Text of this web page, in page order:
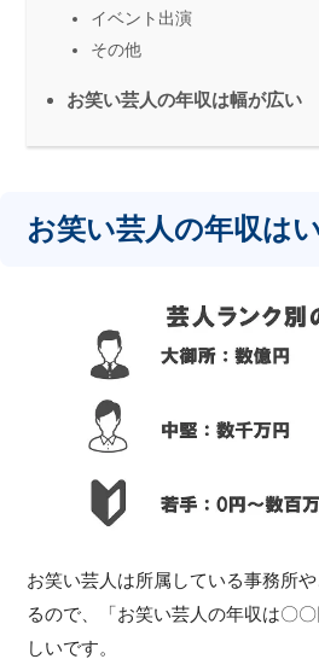
イベント出演
その他
お笑い芸人の年収は幅が広い
お笑い芸人の年収は
お笑い芸人は所属している事務所
るので、「お笑い芸人の年収は〇
しいです。